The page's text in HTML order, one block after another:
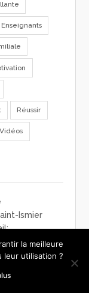
Enseignants
Réussir
Vidéos
Ismier
-CGV
la meilleure
leur utilisation ?